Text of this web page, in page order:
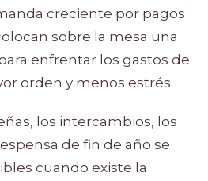
creciente por pagos
sobre la mesa una
enfrentar los gastos de
orden y menos estrés.
los intercambios, los
de fin de año se
cuando existe la